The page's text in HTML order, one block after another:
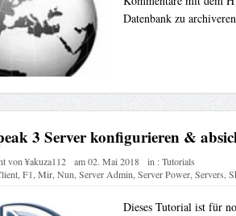
Datenbank zu
3 Server konfigurieren &
von¥akuza112 am02. Mai 2018 in :Tutorials
,F1,Mir,Nun,Server Admin,Server Power,Servers,
Dieses Tutorial ist für